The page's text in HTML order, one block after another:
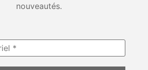
nouveautés.